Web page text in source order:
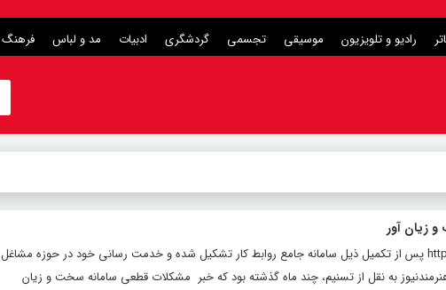
رادیو و تلویزیون موسیقی تجسمی گردشگری ادبیات مد و لباس فرهنگ
زیان آور
سامانه جدید تحت عنوان https://srk.mcls.gov.ir پس از تکمیل ذیل سامانه جامع روابط کار تشکیل شده و خدمت رسانی خود در حوزه مشاغل
به نقل از تسنیم، چند ماه گذشته بود که خبر مشکلات قطعی سامانه سخت و زیان